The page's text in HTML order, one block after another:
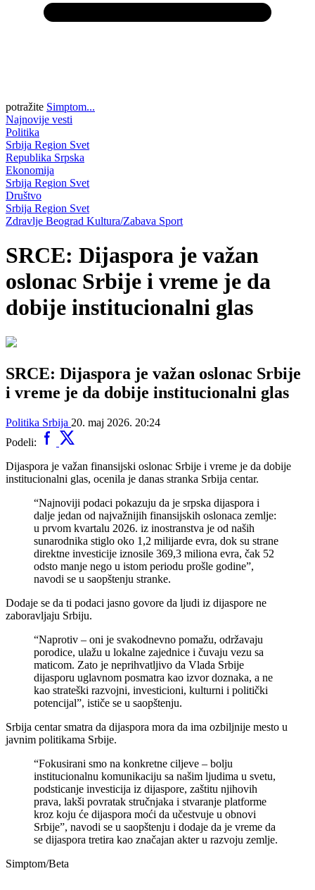
potražite Simptom...
Najnovije vesti
Politika
Srbija Region Svet
Republika Srpska
Ekonomija
Srbija Region Svet
Društvo
Srbija Region Svet
Zdravlje Beograd Kultura/Zabava Sport
SRCE: Dijaspora je važan
oslonac Srbije i vreme je da
dobije institucionalni glas
SRCE: Dijaspora je važan oslonac Srbije
i vreme je da dobije institucionalni glas
Politika Srbija 20. maj 2026. 20:24
Podeli:
Dijaspora je važan finansijski oslonac Srbije i vreme je da dobije
institucionalni glas, ocenila je danas stranka Srbija centar.
“Najnoviji podaci pokazuju da je srpska dijaspora i
dalje jedan od najvažnijih finansijskih oslonaca zemlje:
u prvom kvartalu 2026. iz inostranstva je od naših
sunarodnika stiglo oko 1,2 milijarde evra, dok su strane
direktne investicije iznosile 369,3 miliona evra, čak 52
odsto manje nego u istom periodu prošle godine”,
navodi se u saopštenju stranke.
Dodaje se da ti podaci jasno govore da ljudi iz dijaspore ne
zaboravljaju Srbiju.
“Naprotiv – oni je svakodnevno pomažu, održavaju
porodice, ulažu u lokalne zajednice i čuvaju vezu sa
maticom. Zato je neprihvatljivo da Vlada Srbije
dijasporu uglavnom posmatra kao izvor doznaka, a ne
kao strateški razvojni, investicioni, kulturni i politički
potencijal”, ističe se u saopštenju.
Srbija centar smatra da dijaspora mora da ima ozbiljnije mesto u
javnim politikama Srbije.
“Fokusirani smo na konkretne ciljeve – bolju
institucionalnu komunikaciju sa našim ljudima u svetu,
podsticanje investicija iz dijaspore, zaštitu njihovih
prava, lakši povratak stručnjaka i stvaranje platforme
kroz koju će dijaspora moći da učestvuje u obnovi
Srbije”, navodi se u saopštenju i dodaje da je vreme da
se dijaspora tretira kao značajan akter u razvoju zemlje.
Simptom/Beta